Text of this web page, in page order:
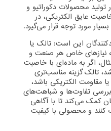
محصولات دکوراتیو و
عایق الکتریکی، در
مورد توجه قرار می‌گیرد.
این است: تالک یا
نیازهای خاص هر صنعت و
اگر به ماده‌ای با خاصیت
تالک گزینه مناسب‌تری
مقاومت الکتریکی باشد،
تفاوت‌ها و شباهت‌های
کمک می‌کند تا با آگاهی
کنند و محصولی با کیفیت